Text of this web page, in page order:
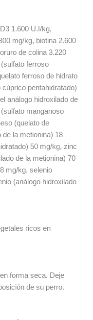
1.600 U.I/kg,
mg/kg, biotina 2.600
de colina 3.220
ferroso
ferroso de hidrato
pentahidratado)
análogo hidroxilado de
manganoso
(quelato de
de la metionina) 18
50 mg/kg, zinc
de la metionina) 70
mg/kg, selenio
(análogo hidroxilado
ricos en
forma seca. Deje
de su perro.